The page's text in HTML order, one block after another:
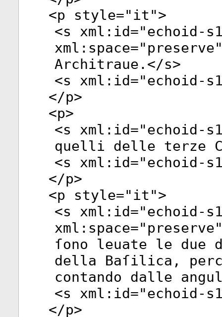
<p style="it">
<s xml:id="echoid-
xml:space="preserve
Architraue.</s>
<s xml:id="echoid-
</p>
<p>
<s xml:id="echoid-
quelli delle terze
<s xml:id="echoid-
</p>
<p style="it">
<s xml:id="echoid-
xml:space="preserve
ſono leuate le due
della Baſilica,
contando dalle
<s xml:id="echoid-
</p>